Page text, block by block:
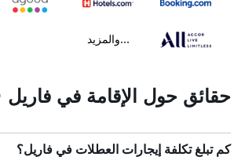
...والمزيد
حقائق حول الإقامة في فاريل
كم تبلغ تكلفة إيجارات العطلات في فاريل؟